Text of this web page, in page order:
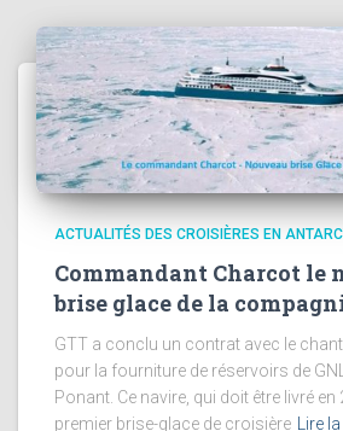
ACTUALITÉS DES CROISIÈRES EN
Commandant Charcot le
brise glace de la
GTT a conclu un contrat avec le
pour la fourniture de réservoirs de
Ponant. Ce navire, qui doit être livré en
premier brise-glace de croisière Lire